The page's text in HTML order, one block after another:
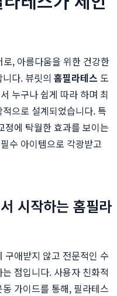
, 아름다움을 위한 건강한
다. 뷰릿의 홈필라테스 도
누구나 쉽게 따라 하며 최
으로 설계되었습니다. 특
정에 탁월한 효과를 보이는
수 아이템으로 각광받고
시작하는 홈필라
구애받지 않고 전문적인 수
점입니다. 사용자 친화적
가이드를 통해, 필라테스